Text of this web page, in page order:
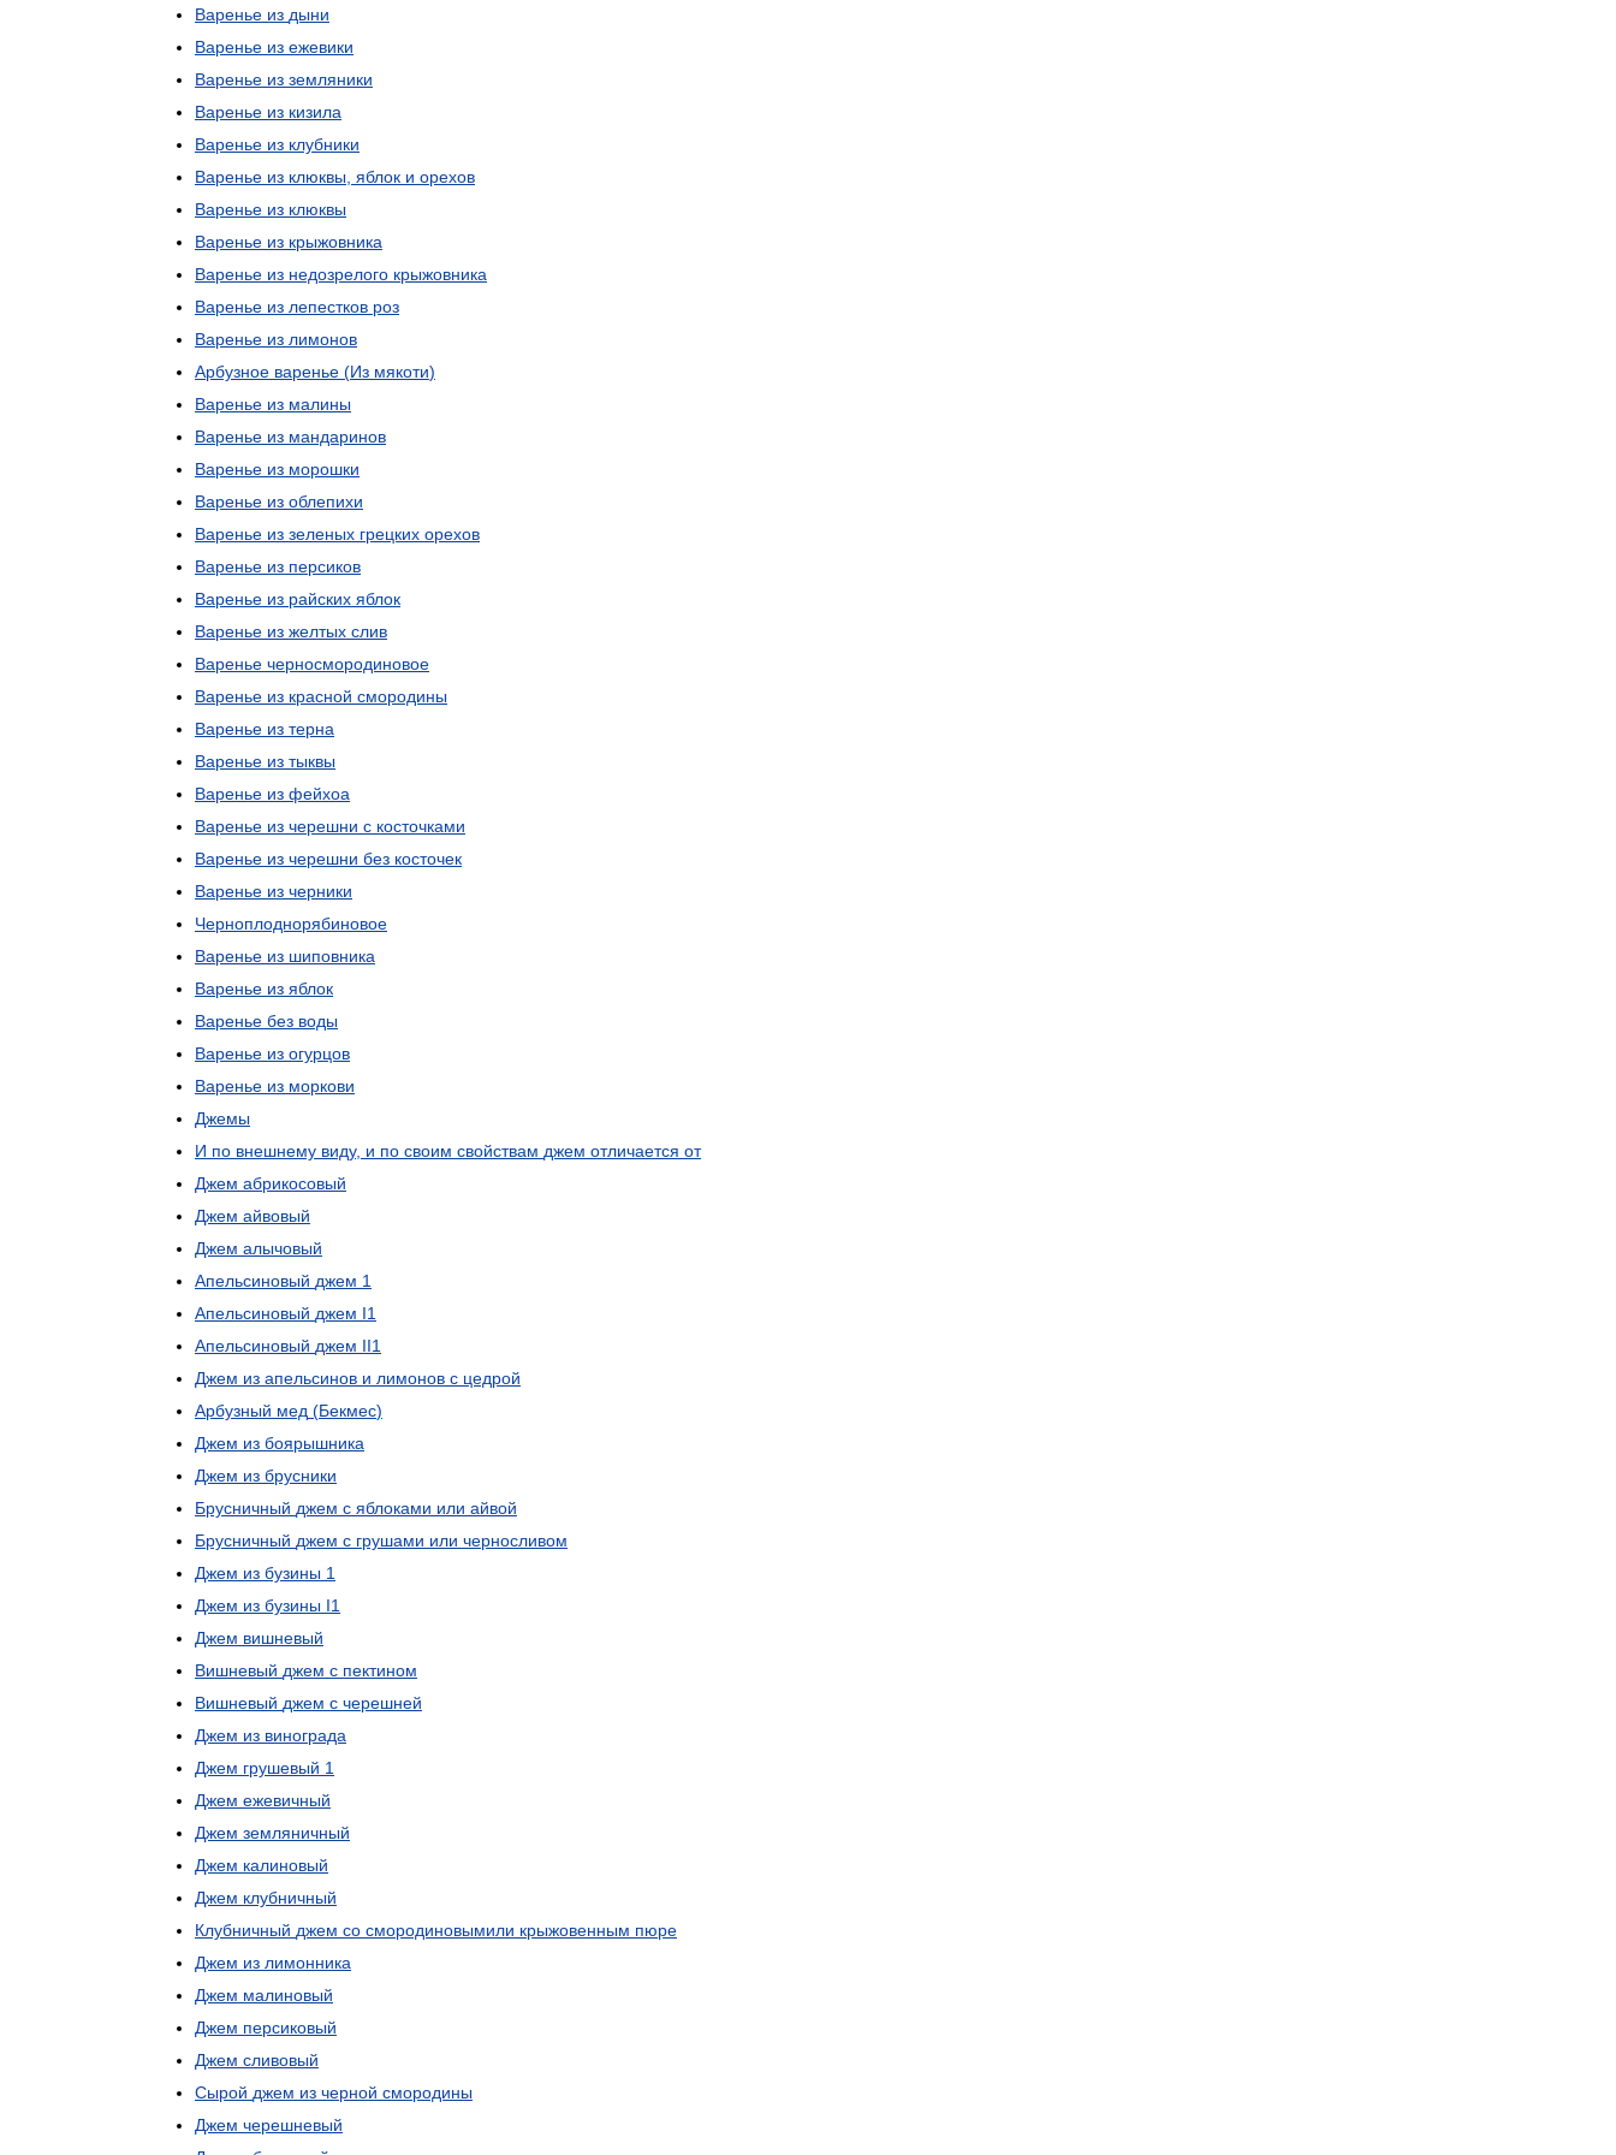
Варенье из дыни
Варенье из ежевики
Варенье из земляники
Варенье из кизила
Варенье из клубники
Варенье из клюквы яблок и орехов
Варенье из клюквы
Варенье из крыжовника
Варенье из недозрелого крыжовника
Варенье из лепестков роз
Варенье из лимонов
Арбузное варенье (Из мякоти)
Варенье из малины
Варенье из мандаринов
Варенье из морошки
Варенье из облепихи
Варенье из зеленых грецких орехов
Варенье из персиков
Варенье из райских яблок
Варенье из желтых слив
Варенье черносмородиновое
Варенье из красной смородины
Варенье из терна
Варенье из тыквы
Варенье из фейхоа
Варенье из черешни с косточками
Варенье из черешни без косточек
Варенье из черники
Черноплоднорябиновое
Варенье из шиповника
Варенье из яблок
Варенье без воды
Варенье из огурцов
Варенье из моркови
Джемы
И по внешнему виду, и по своим свойствам джем отличается от
Джем абрикосовый
Джем айвовый
Джем алычовый
Апельсиновый джем 1
Апельсиновый джем I1
Апельсиновый джем II1
Джем из апельсинов и лимонов с цедрой
Арбузный мед (Бекмес)
Джем из боярышника
Джем из брусники
Брусничный джем с яблоками или айвой
Брусничный джем с грушами или черносливом
Джем из бузины 1
Джем из бузины I1
Джем вишневый
Вишневый джем с пектином
Вишневый джем с черешней
Джем из винограда
Джем грушевый 1
Джем ежевичный
Джем земляничный
Джем калиновый
Джем клубничный
Клубничный джем со смородиновымили крыжовенным пюре
Джем из лимонника
Джем малиновый
Джем персиковый
Джем сливовый
Сырой джем из черной смородины
Джем черешневый